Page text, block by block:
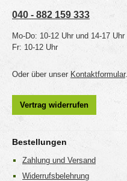
040 - 882 159 333
Mo-Do: 10-12 Uhr und 14-17 Uhr
Fr: 10-12 Uhr
Oder über unser Kontaktformular.
Vertrag widerrufen
Bestellungen
Zahlung und Versand
Widerrufsbelehrung